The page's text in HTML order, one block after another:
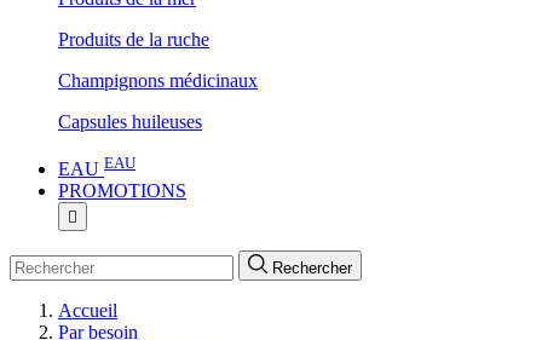
Produits de la ruche
Champignons médicinaux
Capsules huileuses
EAU EAU
PROMOTIONS

Rechercher
Accueil
Par besoin